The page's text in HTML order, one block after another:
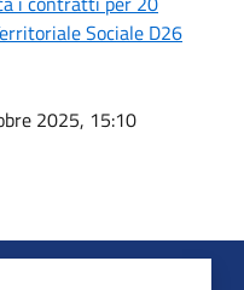
Sociale D26
2025, 15:10